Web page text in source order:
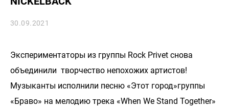
30.09.2021
Экспериментаторы из группы Rock Privet снова
объединили творчество непохожих артистов!
Музыканты исполнили песню «Этот город»группы
«Браво» на мелодию трека «When We Stand Together»